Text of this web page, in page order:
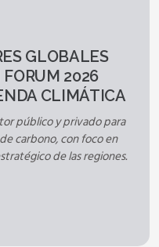
GLOBALES
FORUM 2026
CLIMÁTICA
público y privado para
carbono, con foco en
de las regiones.